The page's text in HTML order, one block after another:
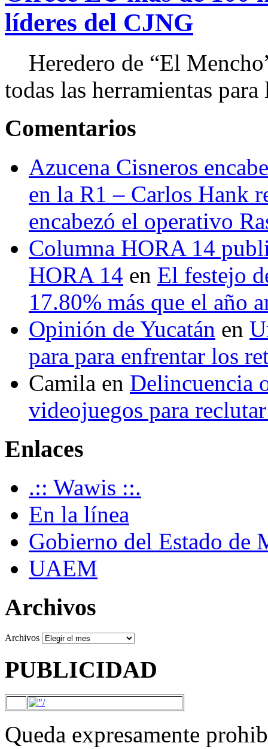
líderes del CJNG
Heredero de “El
todas las herramientas
Comentarios
Azucena Cisneros
en la R1 – Carlos Hank
encabezó el operativo
Columna HORA 14
HORA 14 en El festejo
17.80% más que el año
Opinión de Yucatán en
para para enfrentar los
Camila en Delincuencia
videojuegos para
Enlaces
.:: Wawis ::.
En la línea
Gobierno del Estado de
UAEM
Archivos
Archivos
PUBLICIDAD
Queda expresamente